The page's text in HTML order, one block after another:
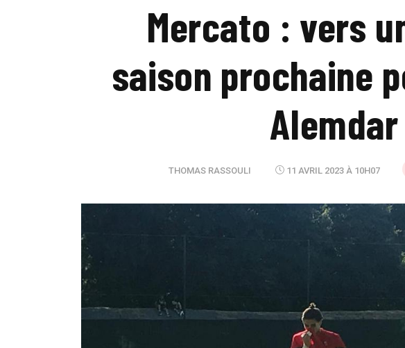
Mercato : vers
saison prochaine
Alemdar
THOMAS RASSOULI 11 AVRIL 2023 À 10H07